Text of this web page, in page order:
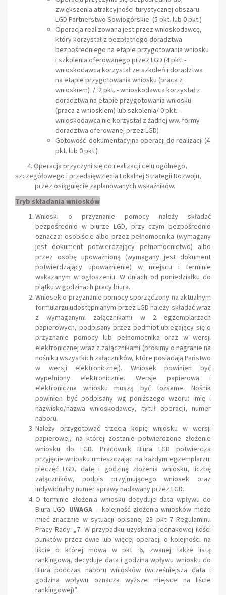
zwiększenia atrakcyjności turystycznej obszaru
LGD Partnerstwo Sowiogórskie (5 pkt. lub 0 pkt.)
Operacja realizowana jest przez wnioskodawcę,
który korzystał z bezpłatnego doradztwa
bezpośredniego na etapie przygotowania wniosku
i szkolenia oferowanego przez LGD (4 pkt. -
wnioskodawca korzystał ze szkoleń i doradztwa
na etapie przygotowania wniosku (praca z
wnioskiem) / 2 pkt. - wnioskodawca korzystał z
doradztwa na etapie przygotowania wniosku
(praca z wnioskiem) lub szkolenia/ 0 pkt. -
wnioskodawca nie korzystał z żadnej ww. formy
doradztwa oferowanej przez LGD)
Gotowość dokumentacyjna operacji do realizacji (4
pkt. lub 0 pkt.)
4. Operacja przyczyni się do realizacji celu ogólnego,
szczegółowego i przedsięwzięcia Lokalnej Strategii Rozwoju,
przez osiągnięcie zaplanowanych wskaźników.
Tryb składania wniosków
Wnioski o przyznanie pomocy należy składać
bezpośrednio w biurze LGD, przy czym bezpośrednio
oznacza: osobiście albo przez pełnomocnika (wymagany
jest dokument potwierdzający pełnomocnictwo) albo
przez osobę upoważnioną (wymagany jest dokument
potwierdzający upoważnienie) w miejscu i terminie
wskazanym w ogłoszeniu. W dniach od poniedziałku do
piątku w godzinach pracy biura.
Wniosek o przyznanie pomocy sporządzony na aktualnym
formularzu udostępnianym przez LGD należy składać wraz
z wymaganymi załącznikami w 2 egzemplarzach
papierowych, podpisany przez podmiot ubiegający się o
przyznanie pomocy lub pełnomocnika oraz w wersji
elektronicznej wraz z załącznikami (prosimy o nagranie na
nośniku wszystkich załączników, które posiadają Państwo
w wersji elektronicznej). Wniosek powinien być
wypełniony elektronicznie. Wersje papierowa i
elektroniczna wniosku muszą być tożsame. Nośnik
powinien być podpisany wg poniższego wzoru: imię i
nazwisko/nazwa wnioskodawcy, tytuł operacji, numer
naboru.
Należy przygotować trzecią kopię wniosku w wersji
papierowej, na której zostanie potwierdzone złożenie
wniosku do LGD. Pracownik Biura LGD potwierdza
przyjęcie wniosku umieszczając na każdym egzemplarzu:
pieczęć LGD, datę i godzinę złożenia wniosku, liczbę
załączników, podpis przyjmującego wniosek oraz
indywidualny numer sprawy nadawany przez LGD.
O terminie złożenia wniosku decyduje data wpływu do
Biura LGD. UWAGA – kolejność złożenia wniosków może
mieć znacznie w sytuacji opisanej 23 pkt 7 Regulaminu
Pracy Rady: „7. W przypadku uzyskania jednakowej ilości
punktów przez dwie lub więcej operacji o kolejności na
liście o której mowa w pkt. 6, zwanej także listą
rankingową, decyduje data i godzina wpływu wniosku do
Biura podczas naboru wniosków (wcześniejsza data i
godzina wpływu oznacza wyższe miejsce na liście
rankingowej)”.